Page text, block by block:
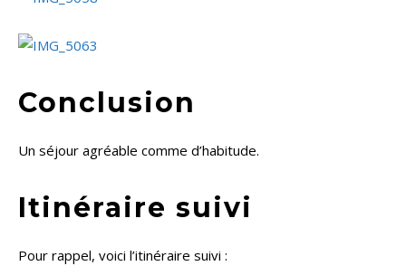
Conclusion
Un séjour agréable comme d’habitude.
Itinéraire suivi
Pour rappel, voici l’itinéraire suivi :